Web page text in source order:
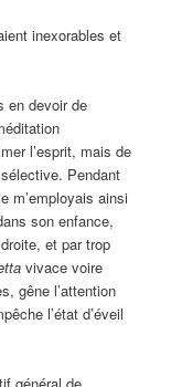
inexorables et
en devoir de
l’esprit, mais de
Pendant
m’employais ainsi
son enfance,
et par trop
vivace voire
gêne l’attention
l’état d’éveil